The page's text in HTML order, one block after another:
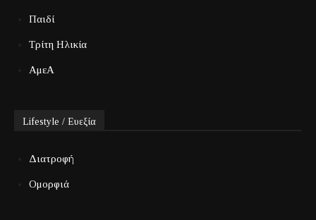
Παιδί
Τρίτη Ηλικία
ΑμεΑ
Lifestyle / Ευεξία
Διατροφή
Ομορφιά